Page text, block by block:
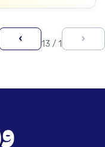
‹
1 / 13
›